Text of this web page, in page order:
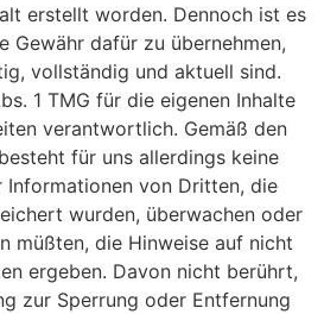
erstellt worden. Dennoch ist es
Gewähr dafür zu übernehmen,
vollständig und aktuell sind.
1 TMG für die eigenen Inhalte
verantwortlich. Gemäß den
für uns allerdings keine
von Dritten, die
wurden, überwachen oder
müßten, die Hinweise auf nicht
ergeben. Davon nicht berührt,
zur Sperrung oder Entfernung